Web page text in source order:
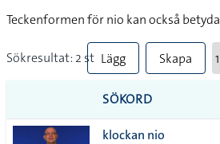
Teckenformen för nio kan också betyda
Sökresultat: 2 st Lägg
till
alla i
Skapa
SÖKORD
klockan nio